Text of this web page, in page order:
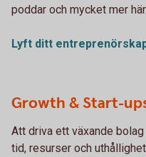
poddar och mycket mer här.
Lyft ditt
Growth & Start-
Att driva ett växande
tid, resurser och